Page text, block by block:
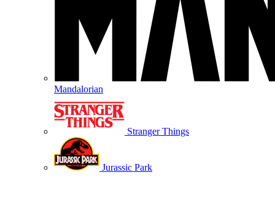
Mandalorian
Stranger Things
Jurassic Park